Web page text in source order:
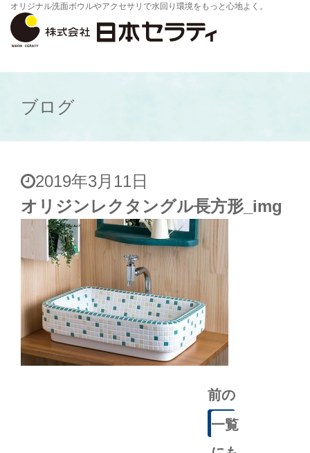
オリジナル洗面ボウルやアクセサリで水回り環境をもっと心地よく。
ブログ
2019年3月11日
オリジンレクタングル長方形_img
前の
記事
一覧